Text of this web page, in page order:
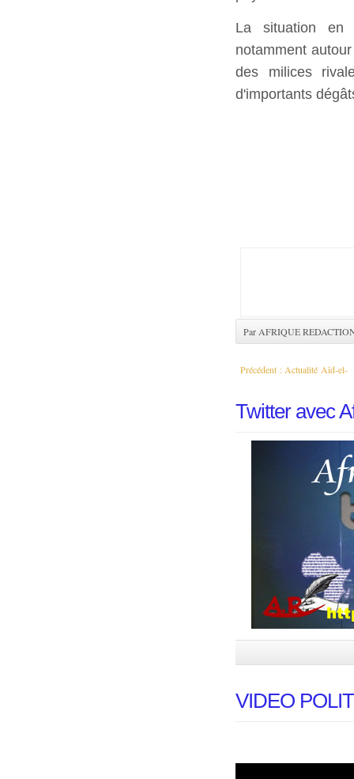
La situation en
notamment
des milices
d'importants
Par AFRIQUE
Précédent : Actualité Aïd-el-
Twitter avec
VIDEO